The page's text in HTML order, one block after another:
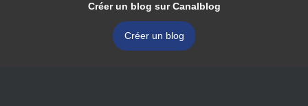
Créer un blog sur Canalblog
Créer un blog